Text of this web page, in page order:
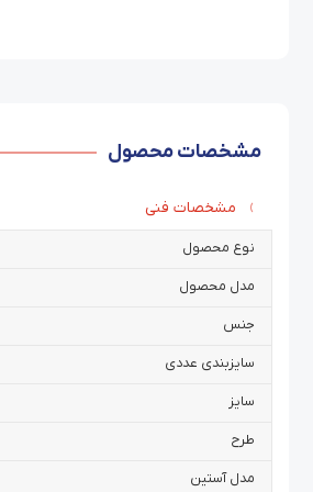
مشخصات محصول
مشخصات فنی
نوع محصول
مدل محصول
جنس
سایزبندی عددی
سایز
طرح
مدل آستین